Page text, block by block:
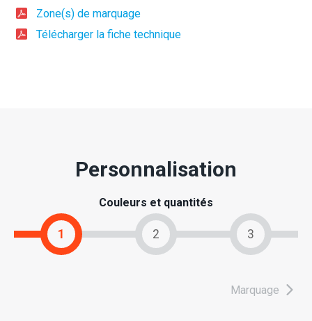
Zone(s) de marquage
Télécharger la fiche technique
Personnalisation
Couleurs et quantités
1 2 3
Marquage